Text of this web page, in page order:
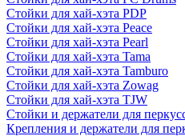
Стойки для хай-хэта PDP
Стойки для хай-хэта Peace
Стойки для хай-хэта Pearl
Стойки для хай-хэта Tama
Стойки для хай-хэта Tamburo
Стойки для хай-хэта Zowag
Стойки для хай-хэта TJW
Стойки и держатели для
Крепления и держатели для